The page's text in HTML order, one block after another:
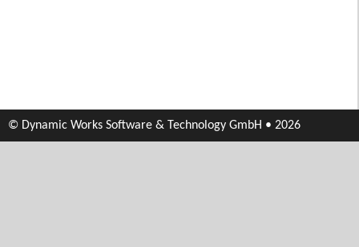
© Dynamic Works Software & Technology GmbH • 2026